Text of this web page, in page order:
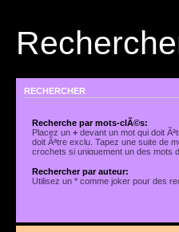
RECHERCHER
Recherche par mots-clÃ©s:
Placez un+ devant un mot qui doit
doit Ãªtre exclu. Tapez une suite de
crochets si uniquement un des mots
Rechercher par auteur:
Utilisez un * comme joker pour des